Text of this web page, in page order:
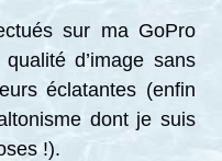
sur ma GoPro
d’image sans
éclatantes (enfin
dont je suis
!).